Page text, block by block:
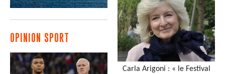
OPINION SPORT
Carla Arigoni : « le Festival